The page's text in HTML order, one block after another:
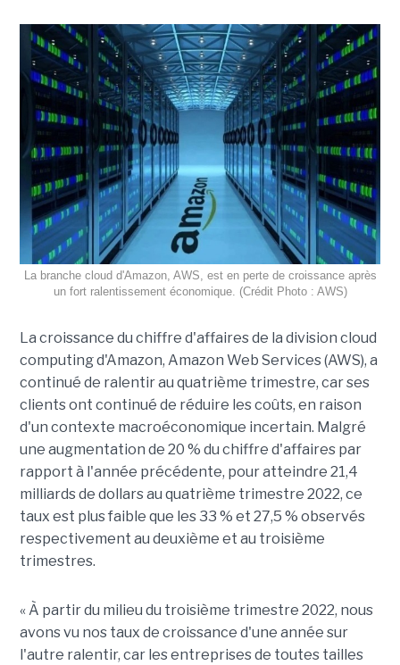
La branche cloud d'Amazon, AWS, est en perte de croissance après
un fort ralentissement économique. (Crédit Photo : AWS)
La croissance du chiffre d'affaires de la division cloud
computing d'Amazon, Amazon Web Services (AWS), a
continué de ralentir au quatrième trimestre, car ses
clients ont continué de réduire les coûts, en raison
d'un contexte macroéconomique incertain. Malgré
une augmentation de 20 % du chiffre d'affaires par
rapport à l'année précédente, pour atteindre 21,4
milliards de dollars au quatrième trimestre 2022, ce
taux est plus faible que les 33 % et 27,5 % observés
respectivement au deuxième et au troisième
trimestres.
« À partir du milieu du troisième trimestre 2022, nous
avons vu nos taux de croissance d'une année sur
l'autre ralentir, car les entreprises de toutes tailles